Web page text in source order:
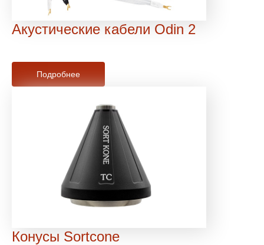
Акустические кабели Odin 2
Подробнее
Конусы Sortcone